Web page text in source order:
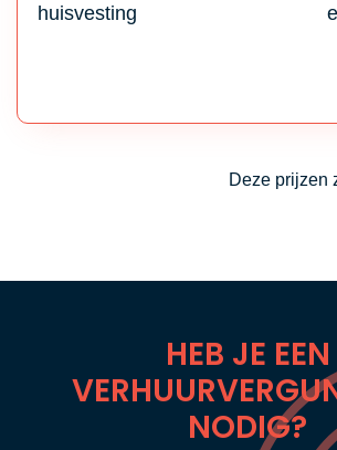
huisvesting
Deze prijzen
HEB JE EEN
NODIG?